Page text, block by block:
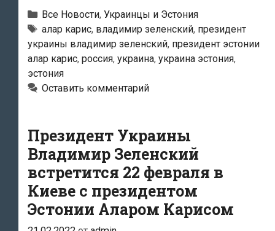
Зеленский
и
Алар
Карис
выступили
с
совместным
заявлением
Рубрики
Все Новости, Украинцы и Эстония
Метки
алар карис, владимир зеленский, президент
украины владимир зеленский, президент эстонии
алар карис, россия, украина, украина эстония,
эстония
Оставить комментарий
Президент Украины
Владимир Зеленский
встретится 22 февраля в
Киеве с президентом
Эстонии Аларом Карисом